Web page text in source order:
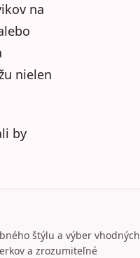
na
nielen
by
štýlu a výber vhodných
a zrozumiteľné